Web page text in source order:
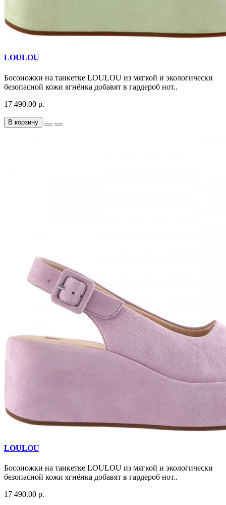
LOULOU
Босоножки на танкетке LOULOU из мягкой и экологически
безопасной кожи ягнёнка добавят в гардероб нот..
17 490.00 р.
В корзину
LOULOU
Босоножки на танкетке LOULOU из мягкой и экологически
безопасной кожи ягнёнка добавят в гардероб нот..
17 490.00 р.